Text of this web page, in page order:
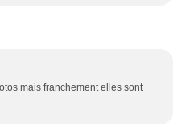
mais franchement elles sont